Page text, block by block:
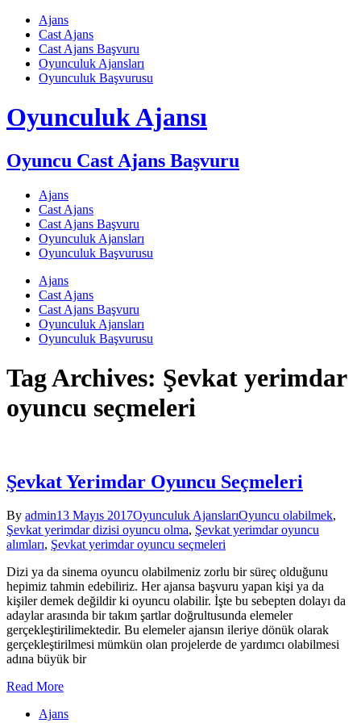
Skip
content
Ajans
Cast Ajans
Cast Ajans Başvuru
Oyunculuk Ajansları
Oyunculuk Başvurusu
Oyunculuk Ajansı
Oyuncu Cast Ajans Başvuru
Ajans
Cast Ajans
Cast Ajans Başvuru
Oyunculuk Ajansları
Oyunculuk Başvurusu
Ajans
Cast Ajans
Cast Ajans Başvuru
Oyunculuk Ajansları
Oyunculuk Başvurusu
Tag Archives: Şevkat yerimdar
oyuncu seçmeleri
Şevkat Yerimdar Oyuncu Seçmeleri
By admin13 Mayıs 2017Oyunculuk AjanslarıOyuncu olabilmek,
Şevkat yerimdar dizisi oyuncu olma, Şevkat yerimdar oyuncu
alımları, Şevkat yerimdar oyuncu seçmeleri
Dizi ya da sinema oyuncu olabilmeniz zorlu bir süreç olduğunu
hepimiz tahmin edebiliriz. Her ajansa başvuru yapan kişi ya da
kişiler demek değildir ki oyuncu olabilir. İşte bu sebepten dolayı da
adaylar arasında bir takım şartlar doğrultusunda elemeler
gerçekleştirilimektedir. Bu elemeler ajansın ileriye dönük olarak
gerçekleştirilmesi mümkün olan projelerde de yardımcı olabilmesi
adına büyük bir
Read More
Ajans